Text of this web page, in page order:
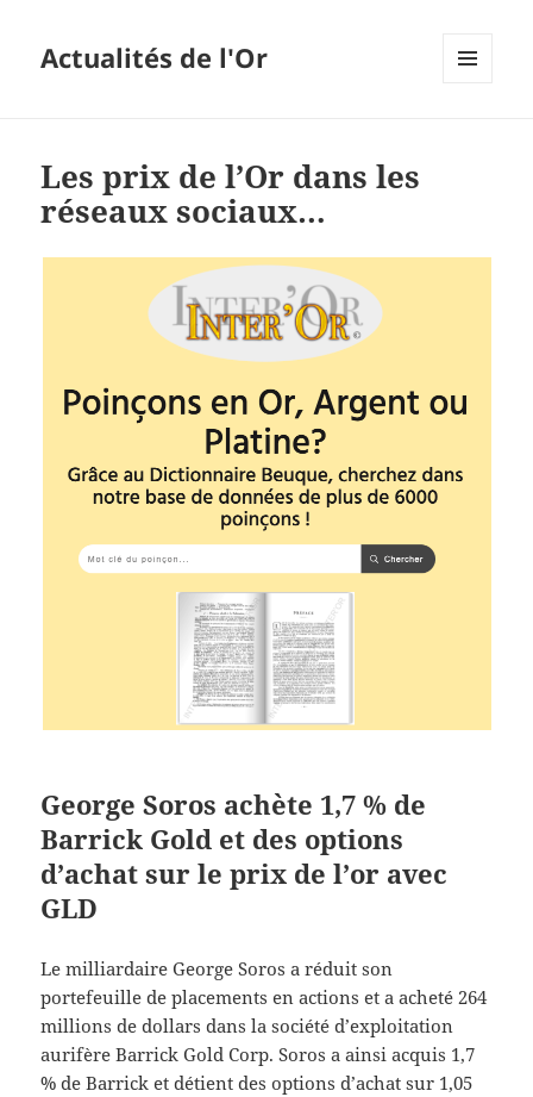
Actualités de l'Or
Les prix de l’Or dans les
réseaux sociaux…
George Soros achète 1,7 % de
Barrick Gold et des options
d’achat sur le prix de l’or avec
GLD
Le milliardaire George Soros a réduit son
portefeuille de placements en actions et a acheté 264
millions de dollars dans la société d’exploitation
aurifère Barrick Gold Corp. Soros a ainsi acquis 1,7
% de Barrick et détient des options d’achat sur 1,05